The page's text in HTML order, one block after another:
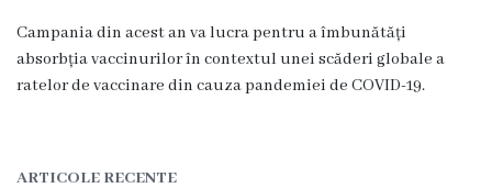
d
u
Campania din acest an va lucra pentru a îmbunătăți
absorbția vaccinurilor în contextul unei scăderi globale a
ratelor de vaccinare din cauza pandemiei de COVID-19.
ARTICOLE RECENTE